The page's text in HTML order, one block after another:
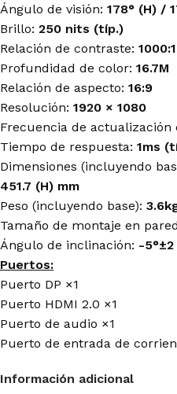
Ángulo de visión: 178° (H) /
Brillo: 250 nits (típ.)
Relación de contraste: 1000:1
Profundidad de color: 16.7M
Relación de aspecto: 16:9
Resolución: 1920 × 1080
Frecuencia de actualización
Tiempo de respuesta: 1ms
Dimensiones (incluyendo
451.7 (H) mm
Peso (incluyendo base):
Tamaño de montaje en
Ángulo de inclinación: -5°±2
Puertos:
Puerto DP ×1
Puerto HDMI 2.0 ×1
Puerto de audio ×1
Puerto de entrada de
Información adicional